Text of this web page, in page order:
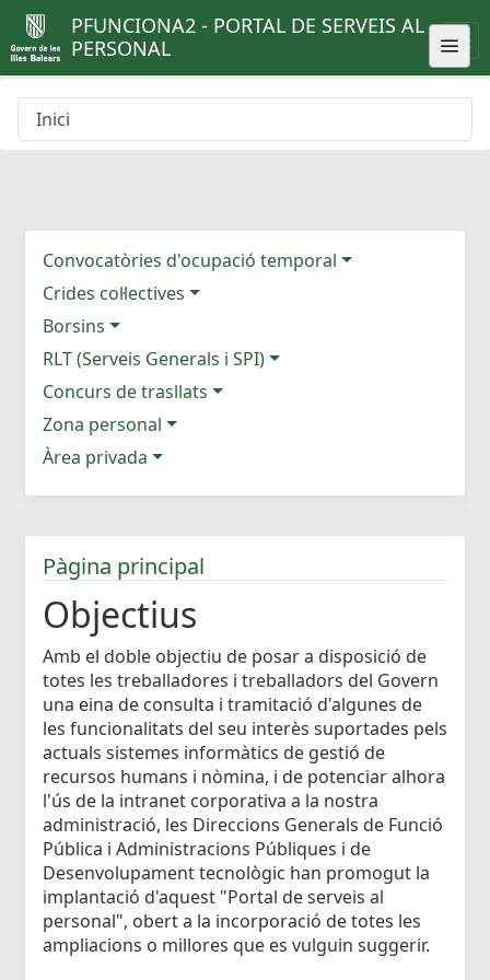
PFUNCIONA2 - PORTAL DE SERVEIS AL
PERSONAL
Inici
Convocatòries d'ocupació temporal
Crides col·lectives
Borsins
RLT (Serveis Generals i SPI)
Concurs de trasllats
Zona personal
Àrea privada
Pàgina principal
Objectius
Amb el doble objectiu de posar a disposició de
totes les treballadores i treballadors del Govern
una eina de consulta i tramitació d'algunes de
les funcionalitats del seu interès suportades pels
actuals sistemes informàtics de gestió de
recursos humans i nòmina, i de potenciar alhora
l'ús de la intranet corporativa a la nostra
administració, les Direccions Generals de Funció
Pública i Administracions Públiques i de
Desenvolupament tecnològic han promogut la
implantació d'aquest "Portal de serveis al
personal", obert a la incorporació de totes les
ampliacions o millores que es vulguin suggerir.